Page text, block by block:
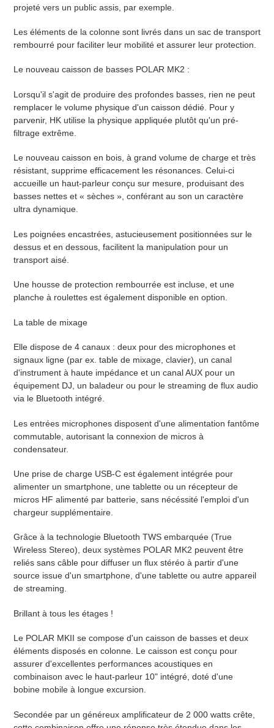
projeté vers un public assis, par exemple.
Les éléments de la colonne sont livrés dans un sac de transport
rembourré pour faciliter leur mobilité et assurer leur protection.
Le nouveau caisson de basses POLAR MK2 :
Lorsqu'il s'agit de produire des profondes basses, rien ne peut
remplacer le volume physique d'un caisson dédié. Pour y
parvenir, HK utilise la physique appliquée plutôt qu'un pré-
filtrage extrême.
Le nouveau caisson en bois, à grand volume de charge et très
résistant, supprime efficacement les résonances. Celui-ci
accueille un haut-parleur conçu sur mesure, produisant des
basses nettes et « sèches », conférant au son un caractère
ultra dynamique.
Les poignées encastrées, astucieusement positionnées sur le
dessus et en dessous, facilitent la manipulation pour un
transport aisé.
Une housse de protection rembourrée est incluse, et une
planche à roulettes est également disponible en option.
La table de mixage
Elle dispose de 4 canaux : deux pour des microphones et
signaux ligne (par ex. table de mixage, clavier), un canal
d'instrument à haute impédance et un canal AUX pour un
équipement DJ, un baladeur ou pour le streaming de flux audio
via le Bluetooth intégré.
Les entrées microphones disposent d'une alimentation fantôme
commutable, autorisant la connexion de micros à
condensateur.
Une prise de charge USB-C est également intégrée pour
alimenter un smartphone, une tablette ou un récepteur de
micros HF alimenté par batterie, sans nécéssité l'emploi d'un
chargeur supplémentaire.
Grâce à la technologie Bluetooth TWS embarquée (True
Wireless Stereo), deux systèmes POLAR MK2 peuvent être
reliés sans câble pour diffuser un flux stéréo à partir d'une
source issue d'un smartphone, d'une tablette ou autre appareil
de streaming.
Brillant à tous les étages !
Le POLAR MKII se compose d'un caisson de basses et deux
éléments disposés en colonne. Le caisson est conçu pour
assurer d'excellentes performances acoustiques en
combinaison avec le haut-parleur 10" intégré, doté d'une
bobine mobile à longue excursion.
Secondée par un généreux amplificateur de 2 000 watts crête,